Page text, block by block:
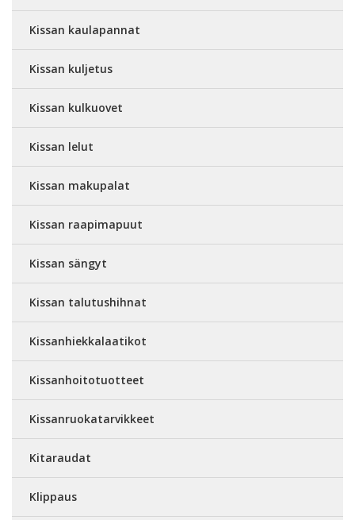
Kissan kaulapannat
Kissan kuljetus
Kissan kulkuovet
Kissan lelut
Kissan makupalat
Kissan raapimapuut
Kissan sängyt
Kissan talutushihnat
Kissanhiekkalaatikot
Kissanhoitotuotteet
Kissanruokatarvikkeet
Kitaraudat
Klippaus